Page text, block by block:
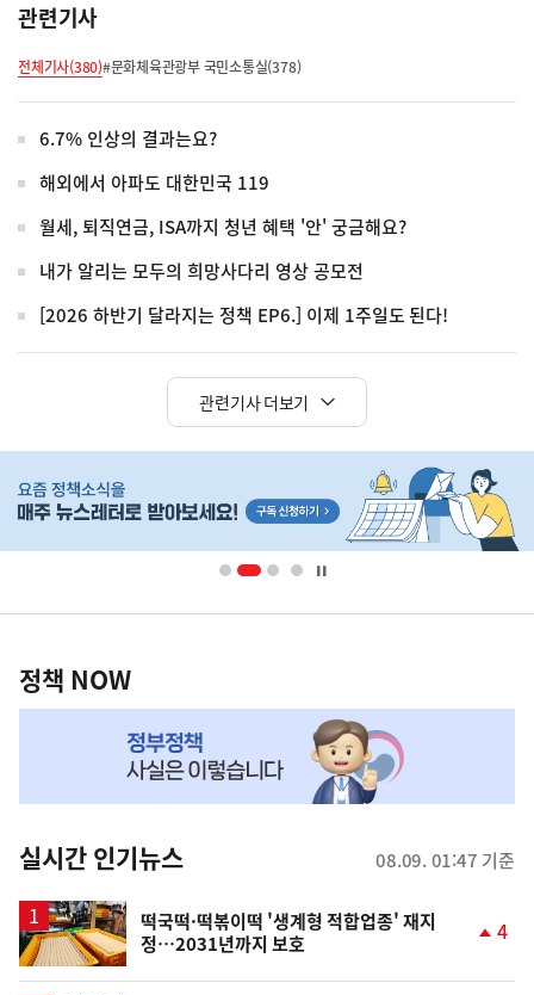
관련기사
전체기사(380)#문화체육관광부 국민소통실(378)
6.7% 인상의 결과는요?
해외에서 아파도 대한민국 119
월세, 퇴직연금, ISA까지 청년 혜택 '안' 궁금해요?
내가 알리는 모두의 희망사다리 영상 공모전
[2026 하반기 달라지는 정책 EP6.] 이제 1주일도 된다!
관련기사 더보기
단
영
책
NOW,
뉴
스
정책 NOW
실시간 인기뉴스 08.09. 01:47 기준
떡국떡·떡볶이떡 '생계형 적합업종' 재지
정…2031년까지 보호
4